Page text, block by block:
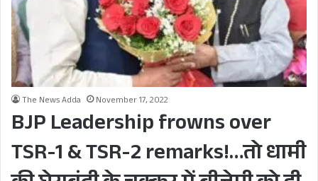
The News Adda November 17, 2022
BJP Leadership frowns over
TSR-1 & TSR-2 remarks!…तो धामी